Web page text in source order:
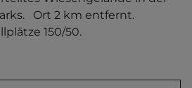
Ort 2 km entfernt.
150/50.